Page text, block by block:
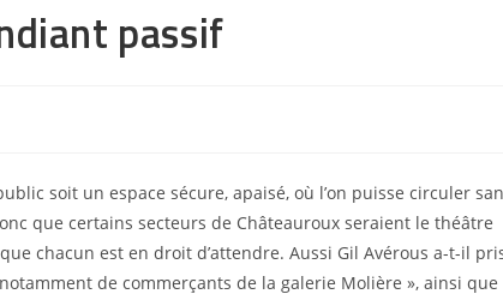
passif
soit un espace sécure, apaisé, où l’on puisse circuler
que certains secteurs de Châteauroux seraient le théâtre
chacun est en droit d’attendre. Aussi Gil Avérous a-t-il
de commerçants de la galerie Molière », ainsi que